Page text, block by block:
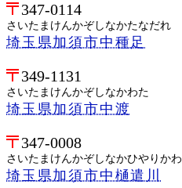
347-0114
さいたまけんかぞしなかたなだれ
埼玉県加須市中種足
349-1131
さいたまけんかぞしなかわた
埼玉県加須市中渡
347-0008
さいたまけんかぞしなかひやりかわ
埼玉県加須市中樋遣川